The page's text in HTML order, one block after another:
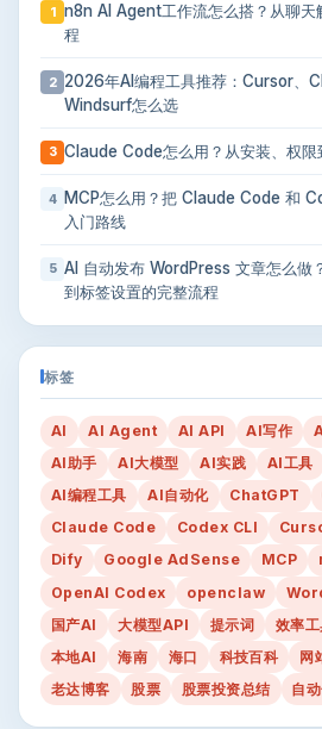
1 n8n AI Agent工作流怎么搭？从聊天
程
2 2026年AI编程工具推荐：Cursor、
Windsurf怎么选
3 Claude Code怎么用？从安装、权限
4
MCP怎么用？把 Claude Code 和
入门路线
5 AI 自动发布 WordPress 文章怎么做
到标签设置的完整流程
标签
AI AI Agent AI API AI写作
AI助手
AI大模型 AI实践 AI工具
AI编程工具
AI自动化 ChatGPT
Claude Code
Codex CLI
Dify
Google AdSense MCP
OpenAI Codex
openclaw
国产AI
大模型API 提示词 效率
本地AI
海南 海口 科技百科 网
老达博客
股票 股票投资总结 自